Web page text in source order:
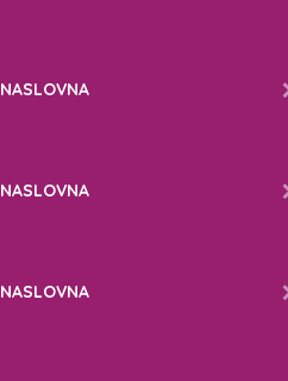
NASLOVNA
NASLOVNA
NASLOVNA